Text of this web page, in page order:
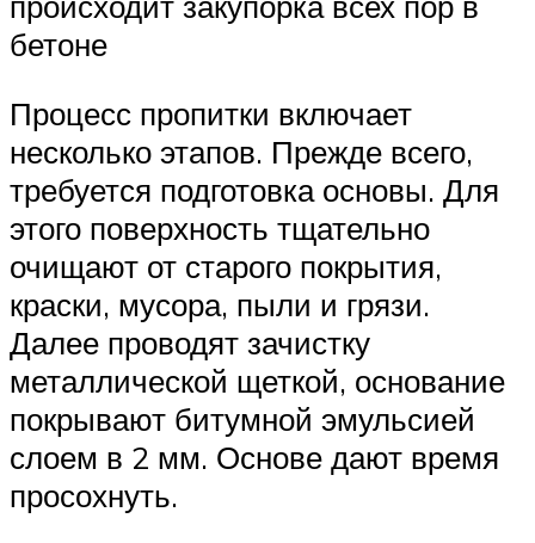
бетоне
Процесс пропитки включает
несколько этапов. Прежде всего,
требуется подготовка основы. Для
этого поверхность тщательно
очищают от старого покрытия,
краски, мусора, пыли и грязи.
Далее проводят зачистку
металлической щеткой, основание
покрывают битумной эмульсией
слоем в 2 мм. Основе дают время
просохнуть.